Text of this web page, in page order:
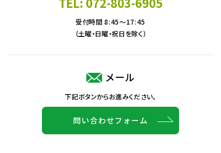
受付時間 8:45～17:45
（土曜・日曜・祝日を除く）
メール
下記ボタンからお進みください。
問い合わせフォーム